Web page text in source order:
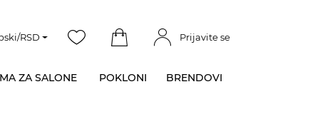
RSD Prijavite se
ZA SALONE POKLONI BRENDOVI